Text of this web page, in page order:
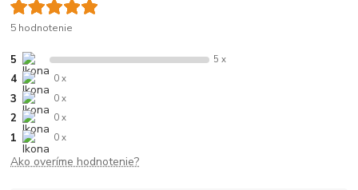
5 hodnotenie
5 5 x
4 0 x
3 0 x
2 0 x
1 0 x
Ako overíme hodnotenie?